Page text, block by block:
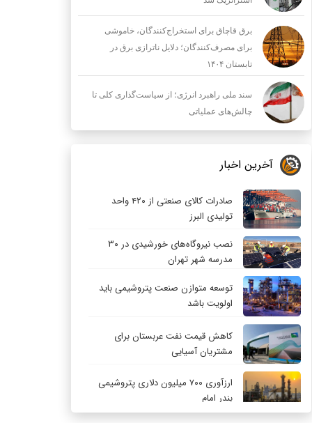
برق قاچاق برای استخراج‌کنندگان، خاموشی
برای مصرف‌کنندگان؛ دلایل ناترازی برق در
تابستان ۱۴۰۴
سند ملی راهبرد انرژی؛ از سیاست‌گذاری کلی تا
چالش‌های عملیاتی
آخرین اخبار
صادرات کالای صنعتی از ۴۲۰ واحد
تولیدی البرز
نصب نیروگاه‌های خورشیدی در ۳۰
مدرسه شهر تهران
توسعه متوازن صنعت پتروشیمی باید
اولویت باشد
کاهش قیمت نفت عربستان برای
مشتریان آسیایی
ارزآوری ۷۰۰ میلیون دلاری پتروشیمی
بندر امام